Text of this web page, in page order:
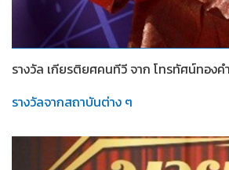
2565
รางวัล เกียรติยศคนทีวี จาก โทรทัศน์ทองค
รางวัลจากสถาบันต่าง ๆ